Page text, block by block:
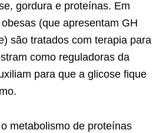
gordura e proteínas. Em
(que apresentam GH
são tratados com terapia para
como reguladoras da
para que a glicose fique
metabolismo de proteínas